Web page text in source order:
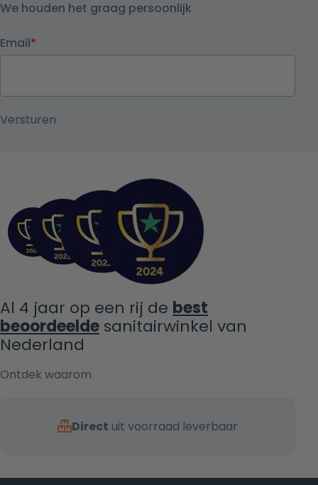
We houden het graag persoonlijk
Email*
Al 4 jaar op een rij de best
beoordeelde sanitairwinkel van
Nederland
Ontdek waarom
Direct uit voorraad leverbaar